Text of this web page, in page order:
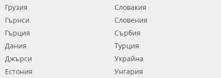
Грузия
Гърнси
Гърция
Дания
Джърси
Естония
Словакия
Словения
Сърбия
Турция
Украйна
Унгария